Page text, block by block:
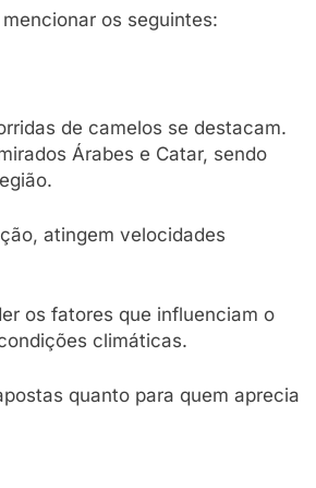
os seguintes:
de camelos se destacam.
Árabes e Catar, sendo
atingem velocidades
os fatores que influenciam o
climáticas.
quanto para quem aprecia